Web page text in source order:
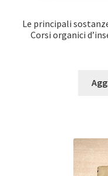
Le principali
Corsi organici